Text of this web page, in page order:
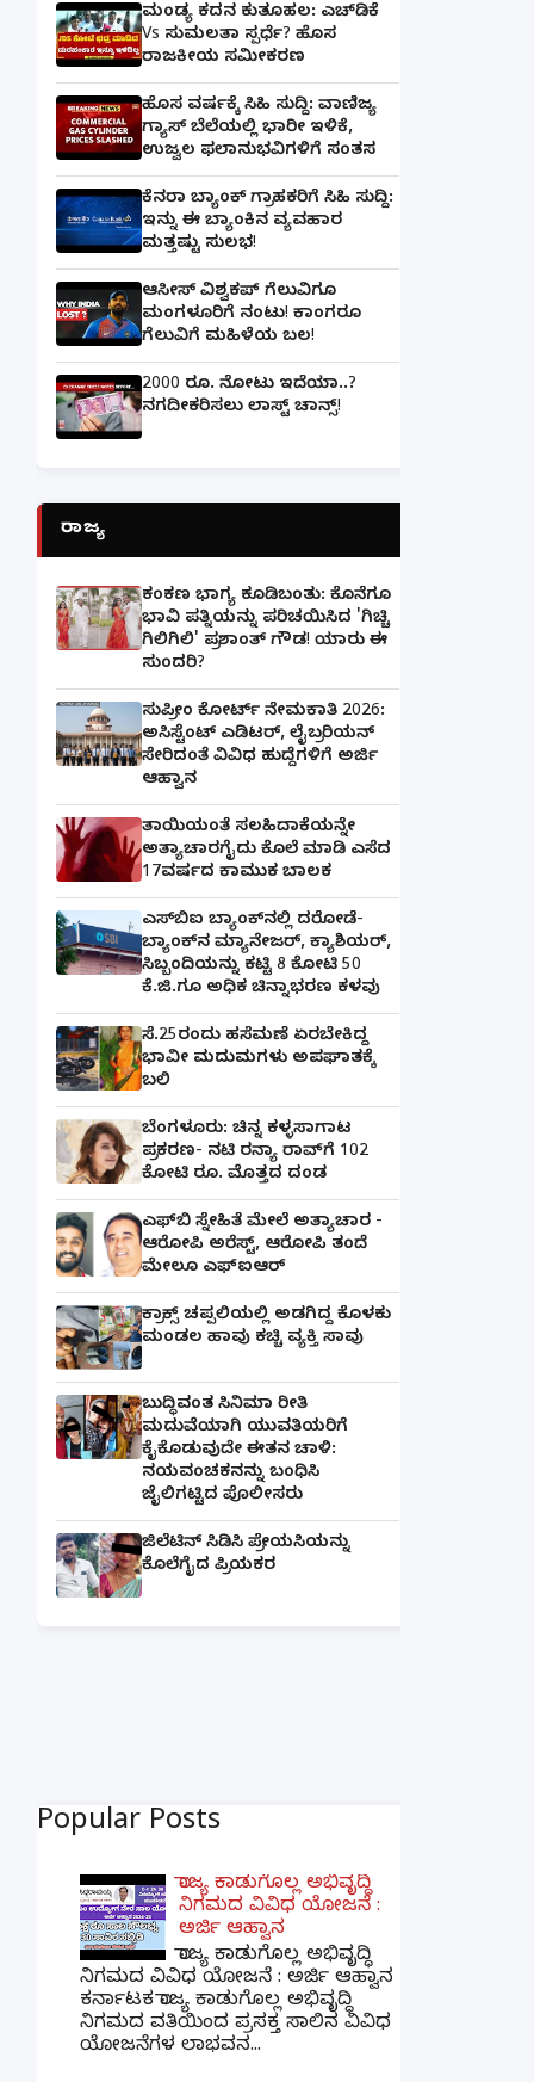
ಮಂಡ್ಯ ಕದನ ಕುತೂಹಲ: ಎಚ್‌ಡಿಕೆ
Vs ಸುಮಲತಾ ಸ್ಪರ್ಧೆ? ಹೊಸ
ರಾಜಕೀಯ ಸಮೀಕರಣ
ಹೊಸ ವರ್ಷಕ್ಕೆ ಸಿಹಿ ಸುದ್ದಿ: ವಾಣಿಜ್ಯ
ಗ್ಯಾಸ್‌ ಬೆಲೆಯಲ್ಲಿ ಭಾರೀ ಇಳಿಕೆ,
ಉಜ್ವಲ ಫಲಾನುಭವಿಗಳಿಗೆ ಸಂತಸ
ಕೆನರಾ ಬ್ಯಾಂಕ್‌ ಗ್ರಾಹಕರಿಗೆ ಸಿಹಿ ಸುದ್ದಿ:
ಇನ್ನು ಈ ಬ್ಯಾಂಕಿನ ವ್ಯವಹಾರ
ಮತ್ತಷ್ಟು ಸುಲಭ!
ಆಸೀಸ್ ವಿಶ್ವಕಪ್ ಗೆಲುವಿಗೂ
ಮಂಗಳೂರಿಗೆ ನಂಟು! ಕಾಂಗರೂ
ಗೆಲುವಿಗೆ ಮಹಿಳೆಯ ಬಲ!
2000 ರೂ. ನೋಟು ಇದೆಯಾ..?
ನಗದೀಕರಿಸಲು ಲಾಸ್ಟ್‌ ಚಾನ್ಸ್‌!
ರಾಜ್ಯ
ಕಂಕಣ ಭಾಗ್ಯ ಕೂಡಿಬಂತು: ಕೊನೆಗೂ
ಭಾವಿ ಪತ್ನಿಯನ್ನು ಪರಿಚಯಿಸಿದ 'ಗಿಚ್ಚಿ
ಗಿಲಿಗಿಲಿ' ಪ್ರಶಾಂತ್ ಗೌಡ! ಯಾರು ಈ
ಸುಂದರಿ?
ಸುಪ್ರೀಂ ಕೋರ್ಟ್ ನೇಮಕಾತಿ 2026:
ಅಸಿಸ್ಟೆಂಟ್ ಎಡಿಟರ್, ಲೈಬ್ರರಿಯನ್
ಸೇರಿದಂತೆ ವಿವಿಧ ಹುದ್ದೆಗಳಿಗೆ ಅರ್ಜಿ
ಆಹ್ವಾನ
ತಾಯಿಯಂತೆ ಸಲಹಿದಾಕೆಯನ್ನೇ
ಅತ್ಯಾಚಾರಗೈದು ಕೊಲೆ ಮಾಡಿ ಎಸೆದ
17ವರ್ಷದ ಕಾಮುಕ ಬಾಲಕ
ಎಸ್‌ಬಿಐ ಬ್ಯಾಂಕ್‌ನಲ್ಲಿ‌ ದರೋಡೆ-
ಬ್ಯಾಂಕ್​ನ ಮ್ಯಾನೇಜರ್‌, ಕ್ಯಾಶಿಯರ್‌,
ಸಿಬ್ಬಂದಿಯನ್ನು ಕಟ್ಟಿ 8 ಕೋಟಿ 50
ಕೆ.ಜಿ.ಗೂ ಅಧಿಕ ಚಿನ್ನಾಭರಣ ಕಳವು
ಸೆ.25ರಂದು ಹಸೆಮಣೆ ಏರಬೇಕಿದ್ದ
ಭಾವೀ ಮದುಮಗಳು ಅಪಘಾತಕ್ಕೆ
ಬಲಿ
ಬೆಂಗಳೂರು: ಚಿನ್ನ ಕಳ್ಳಸಾಗಾಟ
ಪ್ರಕರಣ- ನಟಿ ರನ್ಯಾ ರಾವ್‌ಗೆ 102
ಕೋಟಿ ರೂ. ಮೊತ್ತದ ದಂಡ
ಎಫ್‌ಬಿ ಸ್ನೇಹಿತೆ ಮೇಲೆ ಅತ್ಯಾಚಾರ -
ಆರೋಪಿ ಅರೆಸ್ಟ್, ಆರೋಪಿ ತಂದೆ
ಮೇಲೂ ಎಫ್ಐಆರ್
ಕ್ರಾಕ್ಸ್ ಚಪ್ಪಲಿಯಲ್ಲಿ ಅಡಗಿದ್ದ ಕೊಳಕು
ಮಂಡಲ ಹಾವು ಕಚ್ಚಿ ವ್ಯಕ್ತಿ ಸಾವು
ಬುದ್ಧಿವಂತ ಸಿನಿಮಾ ರೀತಿ
ಮದುವೆಯಾಗಿ ಯುವತಿಯರಿಗೆ
ಕೈಕೊಡುವುದೇ ಈತನ ಚಾಳಿ:
ನಯವಂಚಕನನ್ನು ಬಂಧಿಸಿ
ಜೈಲಿಗಟ್ಟಿದ ಪೊಲೀಸರು
ಜಿಲೆಟಿನ್ ಸಿಡಿಸಿ ಪ್ರೇಯಸಿಯನ್ನು
ಕೊಲೆಗೈದ ಪ್ರಿಯಕರ
Popular Posts
ರಾಜ್ಯ ಕಾಡುಗೊಲ್ಲ ಅಭಿವೃದ್ಧಿ
ನಿಗಮದ ವಿವಿಧ ಯೋಜನೆ :
ಅರ್ಜಿ ಆಹ್ವಾನ
ರಾಜ್ಯ ಕಾಡುಗೊಲ್ಲ ಅಭಿವೃದ್ಧಿ
ನಿಗಮದ ವಿವಿಧ ಯೋಜನೆ : ಅರ್ಜಿ ಆಹ್ವಾನ
ಕರ್ನಾಟಕ ರಾಜ್ಯ ಕಾಡುಗೊಲ್ಲ ಅಭಿವೃದ್ಧಿ
ನಿಗಮದ ವತಿಯಿಂದ ಪ್ರಸಕ್ತ ಸಾಲಿನ ವಿವಿಧ
ಯೋಜನೆಗಳ ಲಾಭವನ...